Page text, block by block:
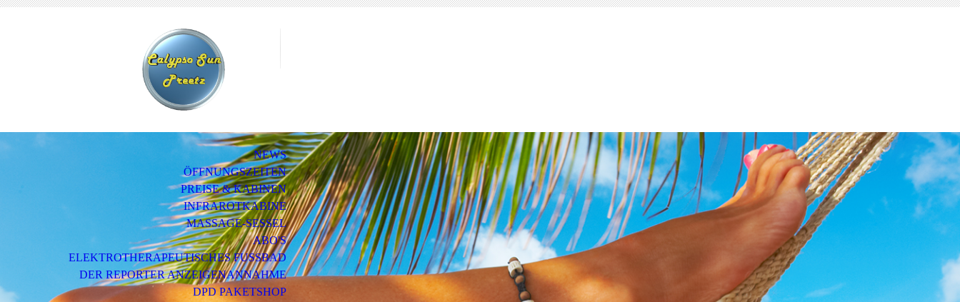
NEWS
ÖFFNUNGSZEITEN
PREISE & KABINEN
INFRAROTKABINE
MASSAGE-SESSEL
ABO'S
ELEKTROTHERAPEUTISCHES FUSSBAD
DER REPORTER ANZEIGENANNAHME
DPD PAKETSHOP